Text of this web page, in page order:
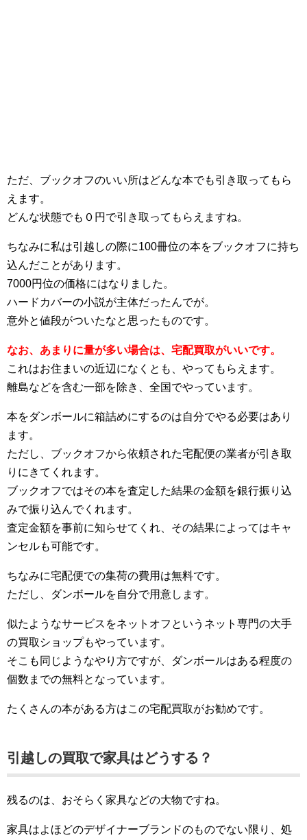
ただ、ブックオフのいい所はどんな本でも引き取ってもら
えます。
どんな状態でも０円で引き取ってもらえますね。
ちなみに私は引越しの際に100冊位の本をブックオフに持ち
込んだことがあります。
7000円位の価格にはなりました。
ハードカバーの小説が主体だったんでが。
意外と値段がついたなと思ったものです。
なお、あまりに量が多い場合は、宅配買取がいいです。
これはお住まいの近辺になくとも、やってもらえます。
離島などを含む一部を除き、全国でやっています。
本をダンボールに箱詰めにするのは自分でやる必要はあり
ます。
ただし、ブックオフから依頼された宅配便の業者が引き取
りにきてくれます。
ブックオフではその本を査定した結果の金額を銀行振り込
みで振り込んでくれます。
査定金額を事前に知らせてくれ、その結果によってはキャ
ンセルも可能です。
ちなみに宅配便での集荷の費用は無料です。
ただし、ダンボールを自分で用意します。
似たようなサービスをネットオフというネット専門の大手
の買取ショップもやっています。
そこも同じようなやり方ですが、ダンボールはある程度の
個数までの無料となっています。
たくさんの本がある方はこの宅配買取がお勧めです。
引越しの買取で家具はどうする？
残るのは、おそらく家具などの大物ですね。
家具はよほどのデザイナーブランドのものでない限り、処